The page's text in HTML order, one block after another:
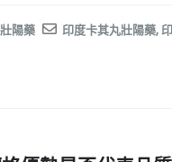
壯陽藥 印度卡其丸壯陽藥,